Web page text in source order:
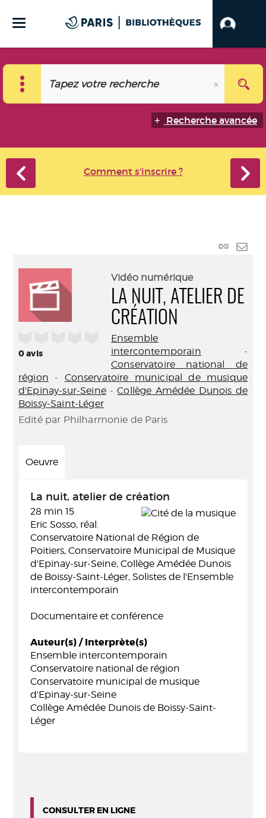
Recherche avancée
Comment s'inscrire ?
Lien
mail
0avis
Vidéo numérique
LA NUIT, ATELIER DE
CRÉATION
Ensemble
intercontemporain -
Conservatoire national de
région - Conservatoire municipal de musique
d'Epinay-sur-Seine-Collège Amédée Dunois de
Boissy-Saint-Léger
Edité par Philharmonie de Paris
Oeuvre
La nuit, atelier de création
28 min 15
Eric Sosso, réal.
Conservatoire National de Région de
Poitiers, Conservatoire Municipal de Musique
d'Epinay-sur-Seine, Collège Amédée Dunois
de Boissy-Saint-Léger, Solistes de l'Ensemble
intercontemporain
Documentaire et conférence
Auteur(s) / Interprète(s)
Ensemble intercontemporain
Conservatoire national de région
Conservatoire municipal de musique
d'Epinay-sur-Seine
Collège Amédée Dunois de Boissy-Saint-
Léger
CONSULTER EN LIGNE